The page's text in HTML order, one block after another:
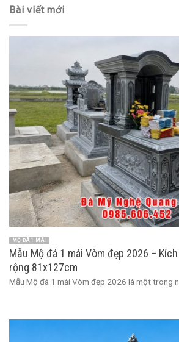
Bài viết mới
MỘ ĐÁ 1 MÁI
Mẫu Mộ đá 1 mái Vòm đẹp 2026 –
rộng 81x127cm
Mẫu Mộ đá 1 mái Vòm đẹp 2026 là một trong